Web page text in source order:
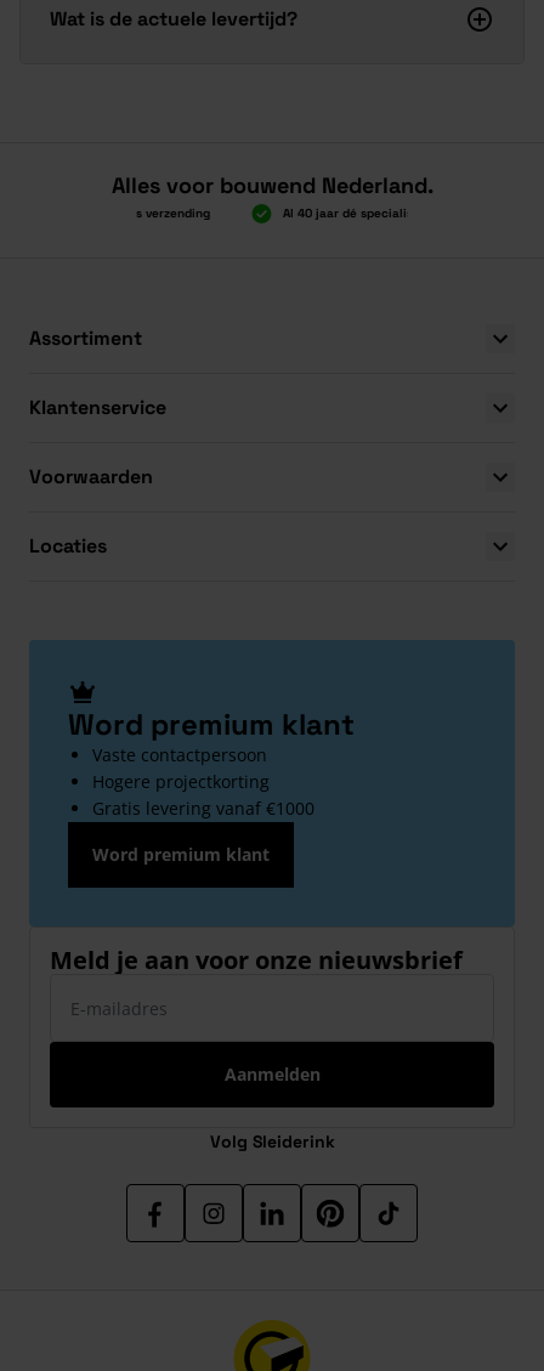
Wat is de actuele levertijd?
Alles voor bouwend Nederland.
Boven 2.000 gratis verzending Al 40 jaar dé specialist
Assortiment
Klantenservice
Voorwaarden
Locaties
Word premium klant
Vaste contactpersoon
Hogere projectkorting
Gratis levering vanaf €1000
Word premium klant
Meld je aan voor onze nieuwsbrief
Aanmelden
Volg Sleiderink